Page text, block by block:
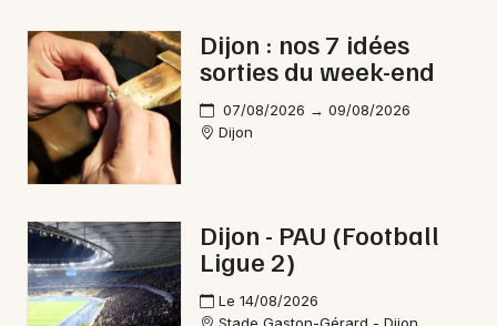
Artistes en tournée
Actus à Dijon
Magazine à Dijon
Dijon : nos 7 idées
sorties du week-end
07/08/2026 → 09/08/2026
Dijon
Dijon - PAU (Football
Ligue 2)
Le 14/08/2026